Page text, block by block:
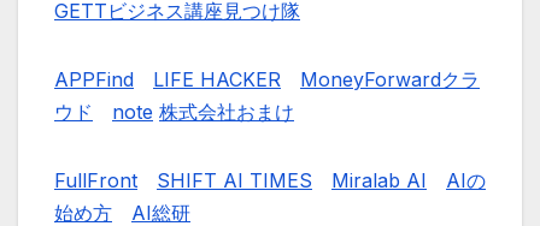
GETTビジネス講座見つけ隊
APPFind LIFE HACKER
MoneyForwardクラ
ウド
note 株式会社おまけ
FullFront SHIFT AI TIMES Miralab AI
AIの
始め方
AI総研